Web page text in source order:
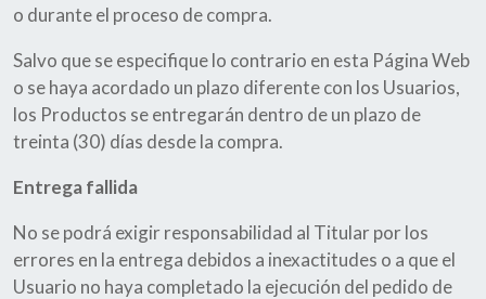
o durante el proceso de compra.
Salvo que se especifique lo contrario en esta Página Web
o se haya acordado un plazo diferente con los Usuarios,
los Productos se entregarán dentro de un plazo de
treinta (30) días desde la compra.
Entrega fallida
No se podrá exigir responsabilidad al Titular por los
errores en la entrega debidos a inexactitudes o a que el
Usuario no haya completado la ejecución del pedido de